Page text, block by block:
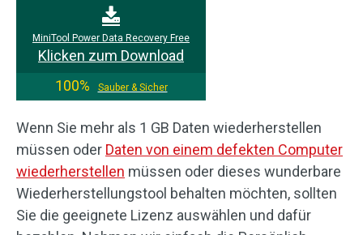
MiniTool Power Data Recovery Free
Klicken zum Download
100%
Sauber & Sicher
Wenn Sie mehr als 1 GB Daten wiederherstellen
müssen oder Daten von einem defekten Computer
wiederherstellen müssen oder dieses wunderbare
Wiederherstellungstool behalten möchten, sollten
Sie die geeignete Lizenz auswählen und dafür